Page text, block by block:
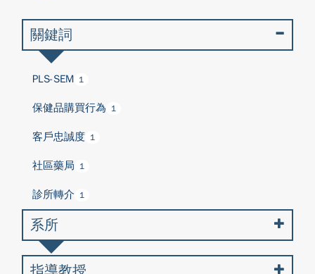
關鍵詞
PLS-SEM 1
保健品購買行為 1
客戶忠誠度 1
社區藥局 1
診所轉介 1
系所